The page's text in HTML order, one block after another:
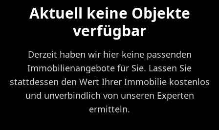
Aktuell keine Objekte
verfügbar
Derzeit haben wir hier keine passenden
Immobilienangebote für Sie. Lassen Sie
stattdessen den Wert Ihrer Immobilie kostenlos
und unverbindlich von unseren Experten
ermitteln.